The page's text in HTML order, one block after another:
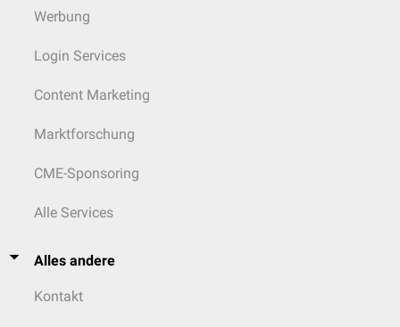
Werbung
Login Services
Content Marketing
Marktforschung
CME-Sponsoring
Alle Services
Alles andere
Kontakt